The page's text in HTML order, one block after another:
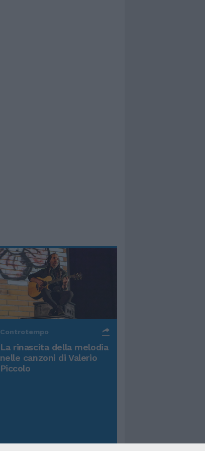
Controtempo
La rinascita della melodia
nelle canzoni di Valerio
Piccolo